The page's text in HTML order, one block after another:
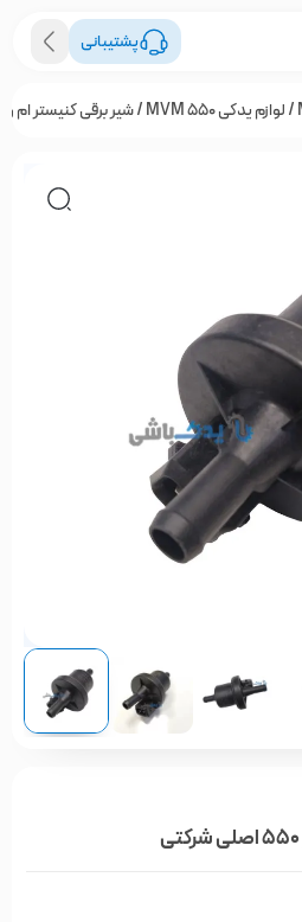
پشتیبانی
/لوازم یدکی MVM 550 / شیر برقی کنیستر ام وی ام 550